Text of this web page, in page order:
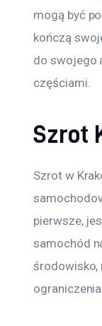
mogą być
kończą
do swojego
częściami.
Szrot
Szrot w
pierwsze,
samochód
środowisko,